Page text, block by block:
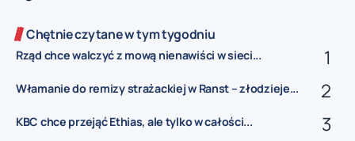
Chętnie czytane w tym tygodniu
Rząd chce walczyć z mową nienawiści w sieci...
Włamanie do remizy strażackiej w Ranst – złodzieje...
KBC chce przejąć Ethias, ale tylko w całości...